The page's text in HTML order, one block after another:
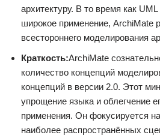
архитектуру. В то время как
широкое применение, ArchiMate
всестороннего моделирования
Краткость:ArchiMate
количество концепций
концепций в версии 2.0. Этот
упрощение языка и облегчение
применения. Он фокусируется
наиболее распространённых